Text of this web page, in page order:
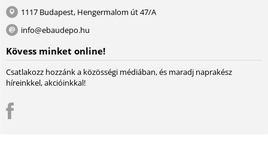
1117 Budapest, Hengermalom út 47/A
info@ebaudepo.hu
Kövess minket online!
Csatlakozz hozzánk a közösségi médiában, és maradj naprakész
híreinkkel, akcióinkkal!